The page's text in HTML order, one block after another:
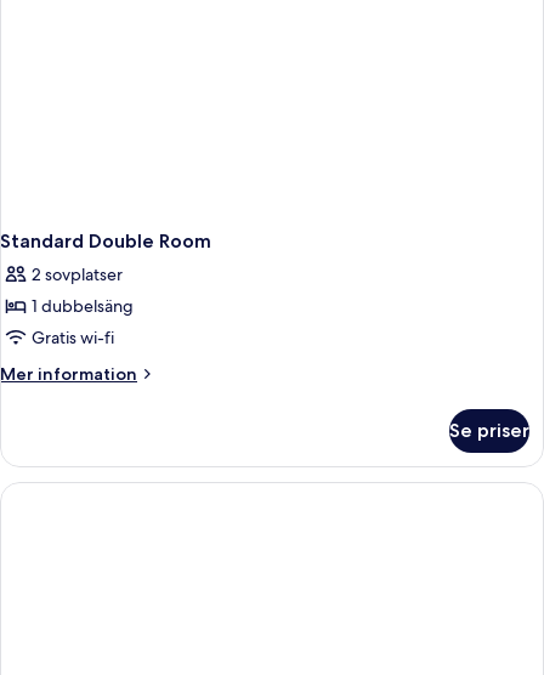
Standard Double Room
2 sovplatser
1 dubbelsäng
Gratis wi-fi
Mer information
Mer
Double
Room
Se priser